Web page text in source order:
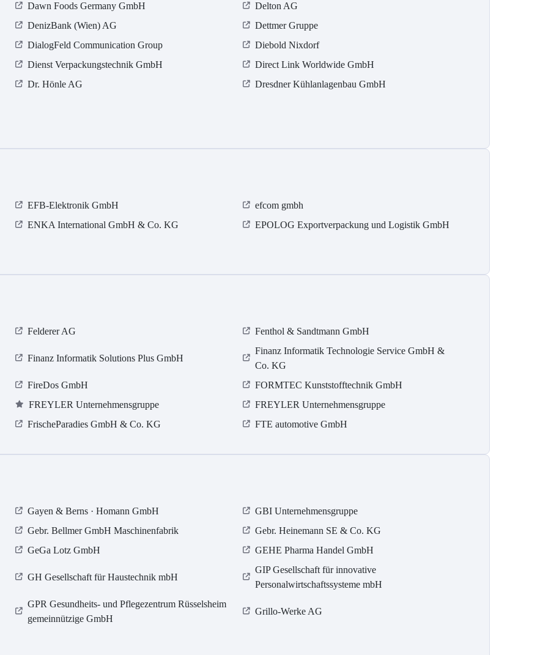
Dawn Foods Germany GmbH
Delton AG
DenizBank (Wien) AG
Dettmer Gruppe
DialogFeld Communication Group
Diebold Nixdorf
Dienst Verpackungstechnik GmbH
Direct Link Worldwide GmbH
Dr. Hönle AG
Dresdner Kühlanlagenbau GmbH
EFB-Elektronik GmbH
efcom gmbh
ENKA International GmbH & Co. KG
EPOLOG Exportverpackung und Logistik GmbH
Felderer AG Fenthol & Sandtmann GmbH
Finanz Informatik Solutions Plus GmbH
Finanz Informatik Technologie Service GmbH &
Co. KG
FireDos GmbH
FORMTEC Kunststofftechnik GmbH
FREYLER Unternehmensgruppe
FREYLER Unternehmensgruppe
FrischeParadies GmbH & Co. KG FTE automotive GmbH
Gayen & Berns · Homann GmbH
GBI Unternehmensgruppe
Gebr. Bellmer GmbH Maschinenfabrik
Gebr. Heinemann SE & Co. KG
GeGa Lotz GmbH GEHE Pharma Handel GmbH
GH Gesellschaft für Haustechnik mbH
GIP Gesellschaft für innovative
Personalwirtschaftssysteme mbH
GPR Gesundheits- und Pflegezentrum Rüsselsheim
gemeinnützige GmbH
Grillo-Werke AG